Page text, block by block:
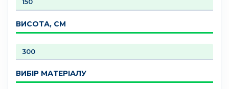
ВИСОТА, СМ
ВИБІР МАТЕРІАЛУ